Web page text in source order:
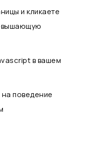
и кликаете
в вашем
поведение